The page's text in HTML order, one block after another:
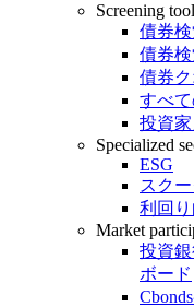
Screening
債券
債券検
債券
すべ
投資
Specialized
ESG
スクー
利回
Market
投資
ボード